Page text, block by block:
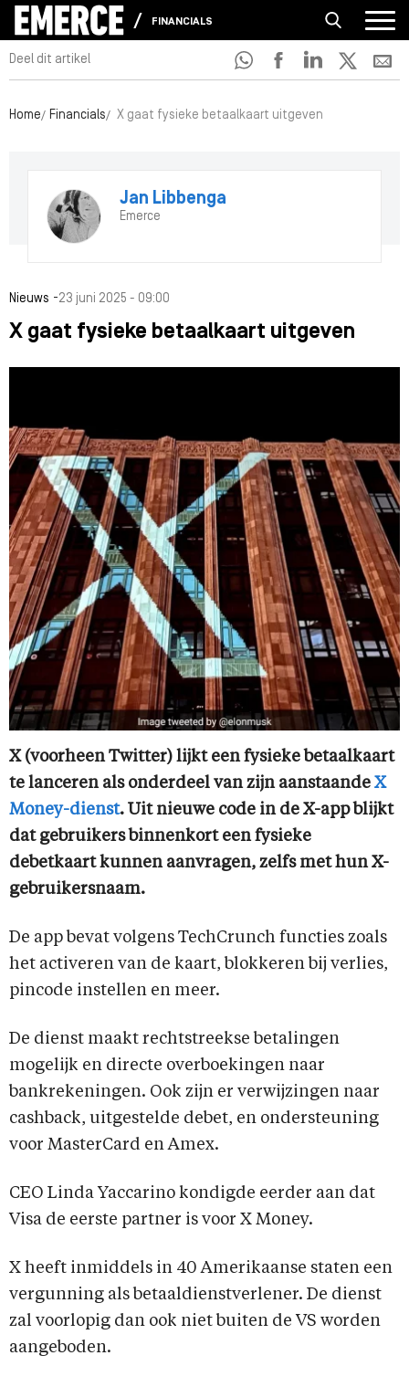
FINANCIALS
Deel dit artikel
Home Financials X gaat fysieke betaalkaart uitgeven
Jan Libbenga
Emerce
Nieuws -23 juni 2025 - 09:00
X gaat fysieke betaalkaart uitgeven
X (voorheen Twitter) lijkt een fysieke betaalkaart
te lanceren als onderdeel van zijn aanstaande X
Money-dienst. Uit nieuwe code in de X-app blijkt
dat gebruikers binnenkort een fysieke
debetkaart kunnen aanvragen, zelfs met hun X-
gebruikersnaam.
De app bevat volgens TechCrunch functies zoals
het activeren van de kaart, blokkeren bij verlies,
pincode instellen en meer.
De dienst maakt rechtstreekse betalingen
mogelijk en directe overboekingen naar
bankrekeningen. Ook zijn er verwijzingen naar
cashback, uitgestelde debet, en ondersteuning
voor MasterCard en Amex.
CEO Linda Yaccarino kondigde eerder aan dat
Visa de eerste partner is voor X Money.
X heeft inmiddels in 40 Amerikaanse staten een
vergunning als betaaldienstverlener. De dienst
zal voorlopig dan ook niet buiten de VS worden
aangeboden.